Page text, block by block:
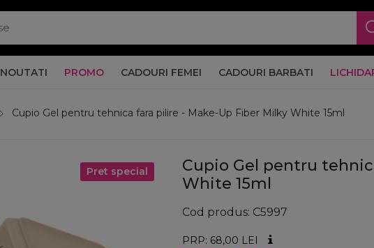
NOUTATI PROMO CADOURI FEMEI CADOURI BARBATI
Cupio Gel pentru tehnica fara pilire - Make-Up Fiber Milky White 15ml
Pret special
Cupio Gel pentru
White 15ml
Cod produs C5997
PRP: 68,00 LEI